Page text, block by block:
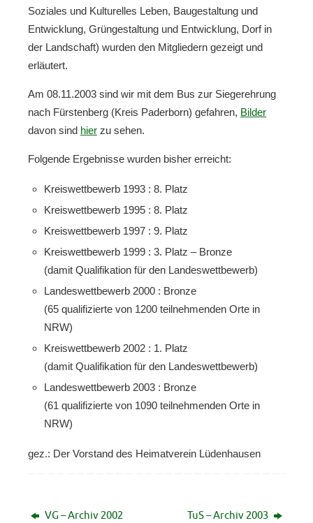
Soziales und Kulturelles Leben, Baugestaltung und
Entwicklung, Grüngestaltung und Entwicklung, Dorf in
der Landschaft) wurden den Mitgliedern gezeigt und
erläutert.
Am 08.11.2003 sind wir mit dem Bus zur Siegerehrung
nach Fürstenberg (Kreis Paderborn) gefahren, Bilder
davon sind hier zu sehen.
Folgende Ergebnisse wurden bisher erreicht:
Kreiswettbewerb 1993 : 8. Platz
Kreiswettbewerb 1995 : 8. Platz
Kreiswettbewerb 1997 : 9. Platz
Kreiswettbewerb 1999 : 3. Platz – Bronze
(damit Qualifikation für den Landeswettbewerb)
Landeswettbewerb 2000 : Bronze
(65 qualifizierte von 1200 teilnehmenden Orte in
NRW)
Kreiswettbewerb 2002 : 1. Platz
(damit Qualifikation für den Landeswettbewerb)
Landeswettbewerb 2003 : Bronze
(61 qualifizierte von 1090 teilnehmenden Orte in
NRW)
gez.: Der Vorstand des Heimatverein Lüdenhausen
VG – Archiv 2002 TuS – Archiv 2003